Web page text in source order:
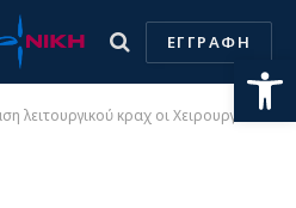
ΕΓΓΡΑΦΗ
οι Χειρουργικές Κλινικές του Γενικού Νοσοκομείου Ρόδου»